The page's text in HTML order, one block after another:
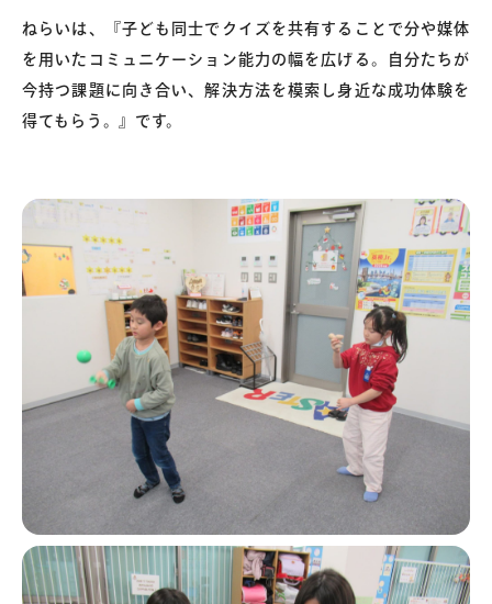
ねらいは、『子ども同士でクイズを共有することで分や媒体
を用いたコミュニケーション能力の幅を広げる。自分たちが
今持つ課題に向き合い、解決方法を模索し身近な成功体験を
得てもらう。』です。